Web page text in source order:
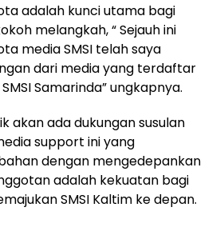
adalah kunci utama bagi
melangkah, “ Sejauh ini
media SMSI telah saya
dari media yang terdaftar
Samarinda” ungkapnya.
akan ada dukungan susulan
support ini yang
dengan mengedepankan
adalah kekuatan bagi
SMSI Kaltim ke depan.